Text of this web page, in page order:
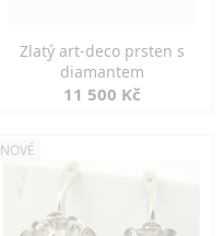
Zlatý art-deco prsten s
diamantem
11 500 Kč
NOVÉ